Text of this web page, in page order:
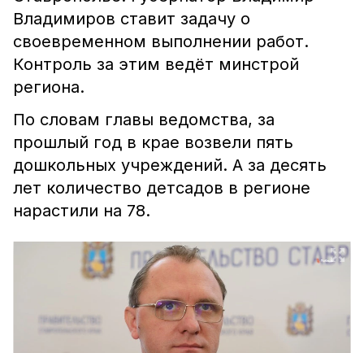
Владимиров ставит задачу о
своевременном выполнении работ.
Контроль за этим ведёт минстрой
региона.
По словам главы ведомства, за
прошлый год в крае возвели пять
дошкольных учреждений. А за десять
лет количество детсадов в регионе
нарастили на 78.